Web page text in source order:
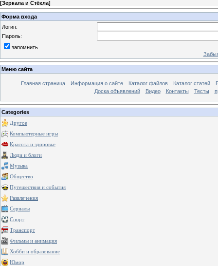
[Зеркала и Стёкла]
Форма входа
Логин:
Пароль:
запомнить
Меню сайта
Главная страница Информация о сайте Каталог файлов Каталог статей
Доска объявлений
Видео Контакты Тесты
Categories
Другое
Компьютерные игры
Красота и здоровье
Люди и блоги
Музыка
Общество
Путешествия и события
Развлечения
Сериалы
Спорт
Транспорт
Фильмы и анимация
Хобби и образование
Юмор